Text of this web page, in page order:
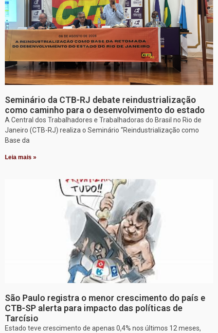
Seminário da CTB-RJ debate reindustrialização
como caminho para o desenvolvimento do estado
A Central dos Trabalhadores e Trabalhadoras do Brasil no Rio de
Janeiro (CTB-RJ) realiza o Seminário “Reindustrialização como
Base da
Leia mais »
São Paulo registra o menor crescimento do país e
CTB-SP alerta para impacto das políticas de
Tarcísio
Estado teve crescimento de apenas 0,4% nos últimos 12 meses,